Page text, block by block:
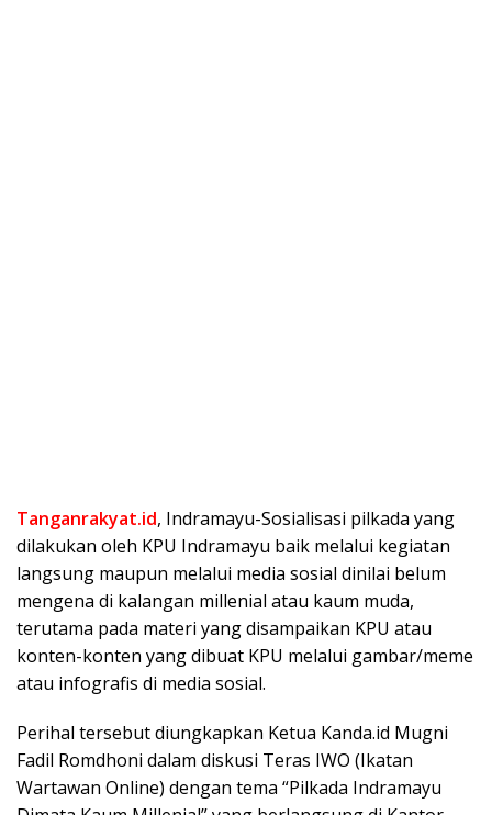
Tanganrakyat.id, Indramayu-Sosialisasi pilkada yang
dilakukan oleh KPU Indramayu baik melalui kegiatan
langsung maupun melalui media sosial dinilai belum
mengena di kalangan millenial atau kaum muda,
terutama pada materi yang disampaikan KPU atau
konten-konten yang dibuat KPU melalui gambar/meme
atau infografis di media sosial.
Perihal tersebut diungkapkan Ketua Kanda.id Mugni
Fadil Romdhoni dalam diskusi Teras IWO (Ikatan
Wartawan Online) dengan tema “Pilkada Indramayu